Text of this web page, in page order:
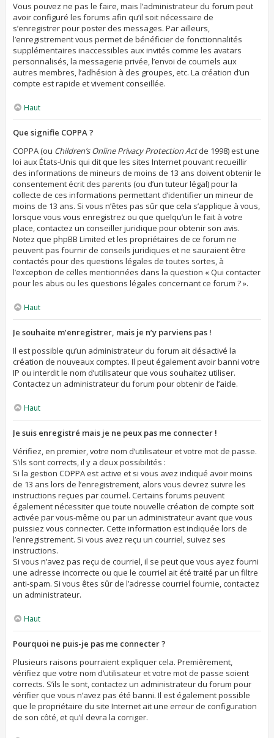
Vous pouvez ne pas le faire, mais l’administrateur du forum peut
avoir configuré les forums afin qu’il soit nécessaire de
s’enregistrer pour poster des messages. Par ailleurs,
l’enregistrement vous permet de bénéficier de fonctionnalités
supplémentaires inaccessibles aux invités comme les avatars
personnalisés, la messagerie privée, l’envoi de courriels aux
autres membres, l’adhésion à des groupes, etc. La création d’un
compte est rapide et vivement conseillée.
Haut
Que signifie COPPA ?
COPPA (ou Children’s Online Privacy Protection Actde 1998) est une
loi aux États-Unis qui dit que les sites Internet pouvant recueillir
des informations de mineurs de moins de 13 ans doivent obtenir le
consentement écrit des parents (ou d’un tuteur légal) pour la
collecte de ces informations permettant d’identifier un mineur de
moins de 13 ans. Si vous n’êtes pas sûr que cela s’applique à vous,
lorsque vous vous enregistrez ou que quelqu’un le fait à votre
place, contactez un conseiller juridique pour obtenir son avis.
Notez que phpBB Limited et les propriétaires de ce forum ne
peuvent pas fournir de conseils juridiques et ne sauraient être
contactés pour des questions légales de toutes sortes, à
l’exception de celles mentionnées dans la question « Qui contacter
pour les abus ou les questions légales concernant ce forum ? ».
Haut
Je souhaite m’enregistrer, mais je n’y parviens pas !
Il est possible qu’un administrateur du forum ait désactivé la
création de nouveaux comptes. Il peut également avoir banni votre
IP ou interdit le nom d’utilisateur que vous souhaitez utiliser.
Contactez un administrateur du forum pour obtenir de l’aide.
Haut
Je suis enregistré mais je ne peux pas me connecter !
Vérifiez, en premier, votre nom d’utilisateur et votre mot de passe.
S’ils sont corrects, il y a deux possibilités :
Si la gestion COPPA est active et si vous avez indiqué avoir moins
de 13 ans lors de l’enregistrement, alors vous devrez suivre les
instructions reçues par courriel. Certains forums peuvent
également nécessiter que toute nouvelle création de compte soit
activée par vous-même ou par un administrateur avant que vous
puissiez vous connecter. Cette information est indiquée lors de
l’enregistrement. Si vous avez reçu un courriel, suivez ses
instructions.
Si vous n’avez pas reçu de courriel, il se peut que vous ayez fourni
une adresse incorrecte ou que le courriel ait été traité par un filtre
anti-spam. Si vous êtes sûr de l’adresse courriel fournie, contactez
un administrateur.
Haut
Pourquoi ne puis-je pas me connecter ?
Plusieurs raisons pourraient expliquer cela. Premièrement,
vérifiez que votre nom d’utilisateur et votre mot de passe soient
corrects. S’ils le sont, contactez un administrateur du forum pour
vérifier que vous n’avez pas été banni. Il est également possible
que le propriétaire du site Internet ait une erreur de configuration
de son côté, et qu’il devra la corriger.